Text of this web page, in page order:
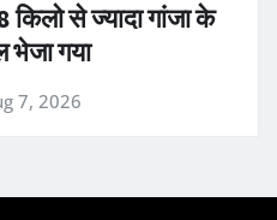
किलो से ज्यादा गांजा के
भेजा गया
7, 2026